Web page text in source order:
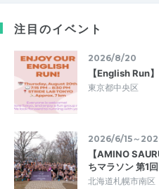
注目のイベント
2026/8/20
【English Run
東京都中央区
2026/6/15～
【AMINO
ちマラソン 第1
北海道札幌市南区